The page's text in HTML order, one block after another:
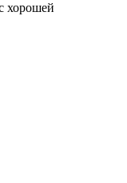
методологи)
хорошей